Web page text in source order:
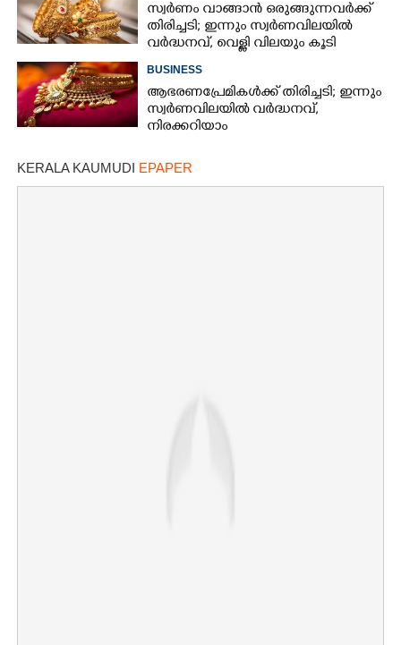
സ്വർണം വാങ്ങാൻ ഒരുങ്ങുന്നവർക്ക്
തിരിച്ചടി; ഇന്നും സ്വർണവിലയിൽ
വർദ്ധനവ്, വെള്ളി വിലയും കൂടി
BUSINESS
ആഭരണപ്രേമികൾക്ക് തിരിച്ചടി; ഇന്നും
സ്വർണവിലയിൽ വർദ്ധനവ്,
നിരക്കറിയാം
KERALA KAUMUDI EPAPER